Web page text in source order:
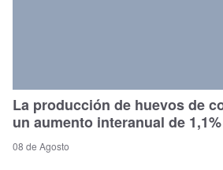
La producción de huevos de
un aumento interanual de
08 de Agosto